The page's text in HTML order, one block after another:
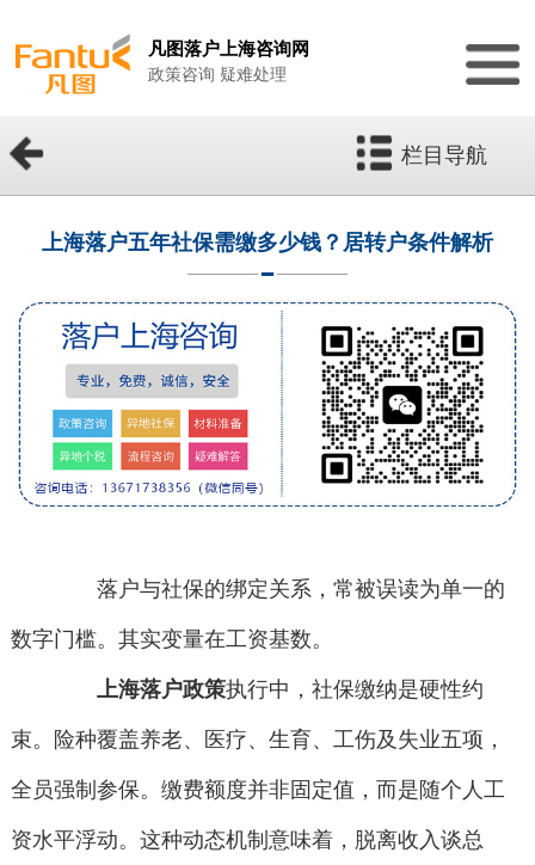
凡图落户上海咨询网
政策咨询 疑难处理
栏目导航
上海落户五年社保需缴多少钱？居转户条件解析
落户与社保的绑定关系，常被误读为单一的
数字门槛。其实变量在工资基数。
上海落户政策执行中，社保缴纳是硬性约
束。险种覆盖养老、医疗、生育、工伤及失业五项，
全员强制参保。缴费额度并非固定值，而是随个人工
资水平浮动。这种动态机制意味着，脱离收入谈总